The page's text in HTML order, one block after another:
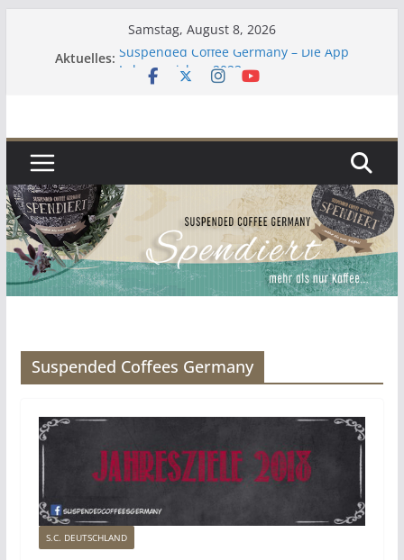
Samstag, August 8, 2026
Aktuelles: Suspended Coffee Germany – Die App
Lebenszeichen 2023
Suspended Coffees Germany
S.C. DEUTSCHLAND